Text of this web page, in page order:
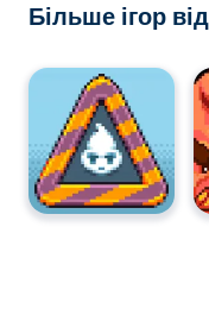
Більше ігор